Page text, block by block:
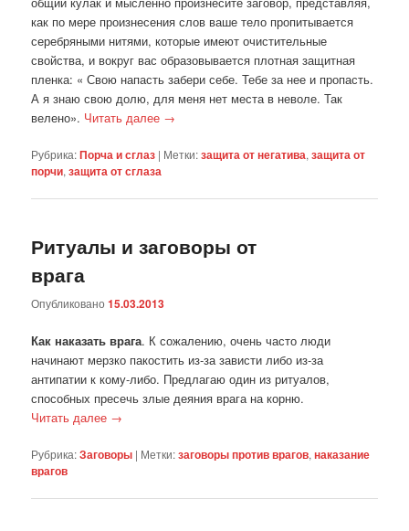
как по мере произнесения слов ваше тело пропитывается
серебряными нитями, которые имеют очистительные
свойства, и вокруг вас образовывается плотная защитная
пленка: « Свою напасть забери себе. Тебе за нее и пропасть.
А я знаю свою долю, для меня нет места в неволе. Так
велено». Читать далее →
Рубрика:Порча и сглаз | Метки:защита от негатива,защита от
порчи,защита от сглаза
Ритуалы и заговоры от
врага
Опубликовано15.03.2013
Как наказать врага. К сожалению, очень часто люди
начинают мерзко пакостить из-за зависти либо из-за
антипатии к кому-либо. Предлагаю один из ритуалов,
способных пресечь злые деяния врага на корню.
Читать далее →
Рубрика:Заговоры | Метки:заговоры против врагов,наказание
врагов